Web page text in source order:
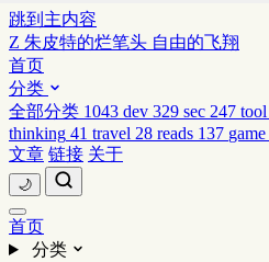
跳到主内容
Z 朱皮特的烂笔头 自由的飞翔
首页
分类
全部分类 1043 dev 329 sec 247 tool
thinking 41 travel 28 reads 137 game
文章 链接 关于
🌙
首页
分类